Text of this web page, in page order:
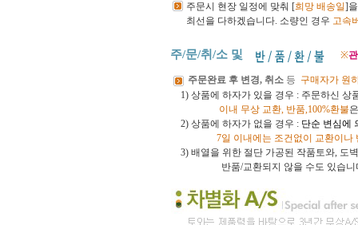
주문시 현장 일정에 맞춰 [희망 배송일]
최선을 다하겠습니다. 소량인 경우 고속
주/문/취/소 및 ※
주문완료 후 변경, 취소 등 구매자가 원
1) 상품에 하자가 있을 경우 : 주문하신 상
이내 무상 교환, 반품,100%환불
2) 상품에 하자가 없을 경우 : 단순 변심에
7일 이내에는 조건없이 교환이나
3) 배열을 위한 절단 가공된 작품토와, 도
반품/교환되지 않을 수도 있습니